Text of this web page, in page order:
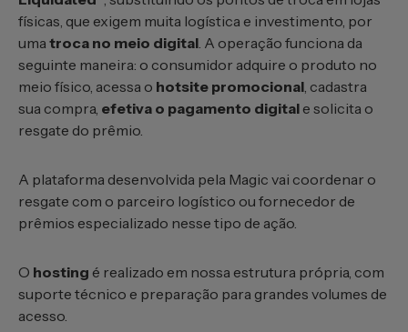
físicas, que exigem muita logística e investimento, por
uma troca no meio digital. A operação funciona da
seguinte maneira: o consumidor adquire o produto no
meio físico, acessa o hotsite promocional, cadastra
sua compra, efetiva o pagamento digital e solicita o
resgate do prêmio.
A plataforma desenvolvida pela Magic vai coordenar o
resgate com o parceiro logístico ou fornecedor de
prêmios especializado nesse tipo de ação.
O hosting é realizado em nossa estrutura própria, com
suporte técnico e preparação para grandes volumes de
acesso.